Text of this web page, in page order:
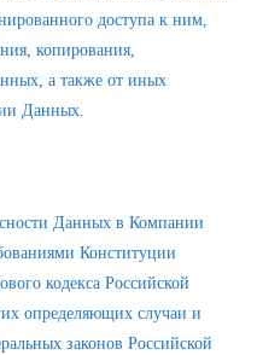
доступа к ним,
копирования,
а также от иных
Данных.
Данных в Компании
Конституции
кодекса Российской
определяющих случаи и
законов Российской